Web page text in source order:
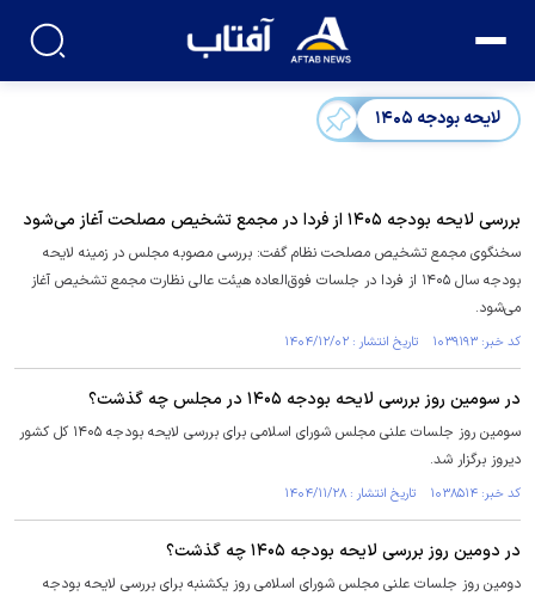
لایحه بودجه ۱۴۰۵
بررسی لایحه بودجه ۱۴۰۵ از فردا در مجمع تشخیص مصلحت آغاز می‌شود
سخنگوی مجمع تشخیص مصلحت نظام گفت: بررسی مصوبه مجلس در زمینه لایحه
بودجه سال ۱۴۰۵ از فردا در جلسات فوق‌العاده هیئت عالی نظارت مجمع تشخیص آغاز
می‌شود.
کد خبر: ۱۰۳۹۱۹۳ تاریخ انتشار : ۱۴۰۴/۱۲/۰۲
در سومین روز بررسی لایحه بودجه ۱۴۰۵ در مجلس چه گذشت؟
سومین روز جلسات علنی مجلس شورای اسلامی برای بررسی لایحه بودجه ۱۴۰۵ کل کشور
دیروز برگزار شد.
کد خبر: ۱۰۳۸۵۱۴ تاریخ انتشار : ۱۴۰۴/۱۱/۲۸
در دومین روز بررسی لایحه بودجه ۱۴۰۵ چه گذشت؟
دومین روز جلسات علنی مجلس شورای اسلامی روز یکشنبه برای بررسی لایحه بودجه